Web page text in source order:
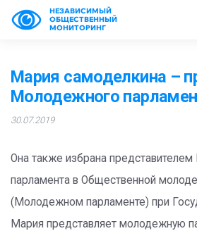
НЕЗАВИСИМЫЙ
ОБЩЕСТВЕННЫЙ
МОНИТОРИНГ
Мария самоделкина –
Молодежного
30.07.2019
Она также избрана
парламента в Общественной
(Молодежном парламенте) при
Мария представляет молодежную